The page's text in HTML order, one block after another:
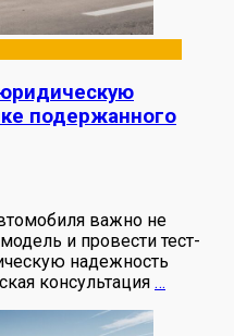
подержанного
важно не
и провести тест-
надежность
консультация …